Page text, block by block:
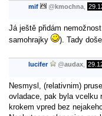
mif @kmochna
Já ještě přidám
samohrajky
). Tady
lucifer @audax
Nesmysl, (relativnim)
ovladace, pak byla vcelku
krokem vpred bez